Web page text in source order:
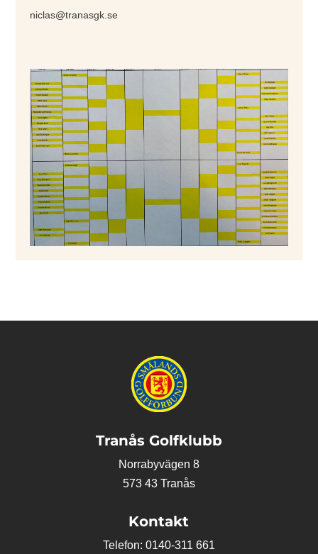
niclas@tranasgk.se
Tranås Golfklubb
Norrabyvägen 8
573 43 Tranås
Kontakt
Telefon: 0140-311 661